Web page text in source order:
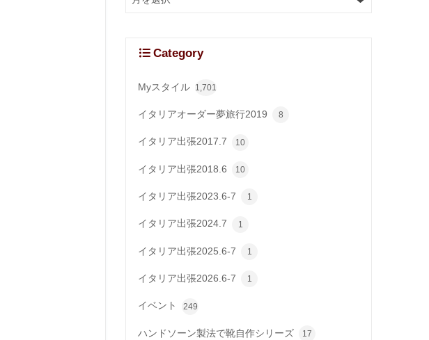
Category
Myスタイル 1,701
イタリアオーダー夢旅行2019 8
イタリア出張2017.7 10
イタリア出張2018.6 10
イタリア出張2023.6-7 1
イタリア出張2024.7 1
イタリア出張2025.6-7 1
イタリア出張2026.6-7 1
イベント 249
ハンドソーン製法で靴自作シリーズ 17